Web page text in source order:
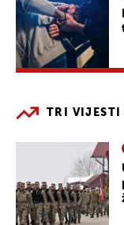
TRI VIJESTI